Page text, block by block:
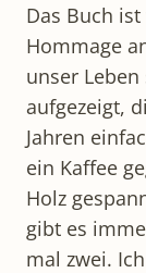
Das Buch
Hommage
unser
aufgezeigt,
Jahren
ein Kaffee
Holz
gibt es
mal zwei.